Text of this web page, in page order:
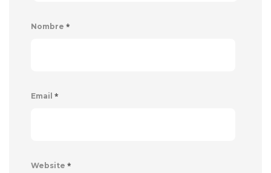
Nombre *
Email *
Website *